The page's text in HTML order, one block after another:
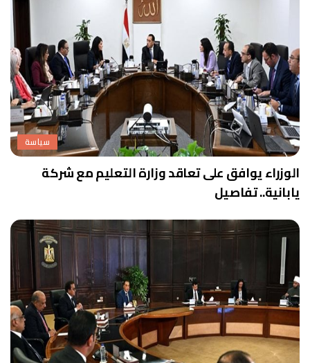
سياسة
الوزراء يوافق على تعاقد وزارة التعليم مع شركة
يابانية.. تفاصيل